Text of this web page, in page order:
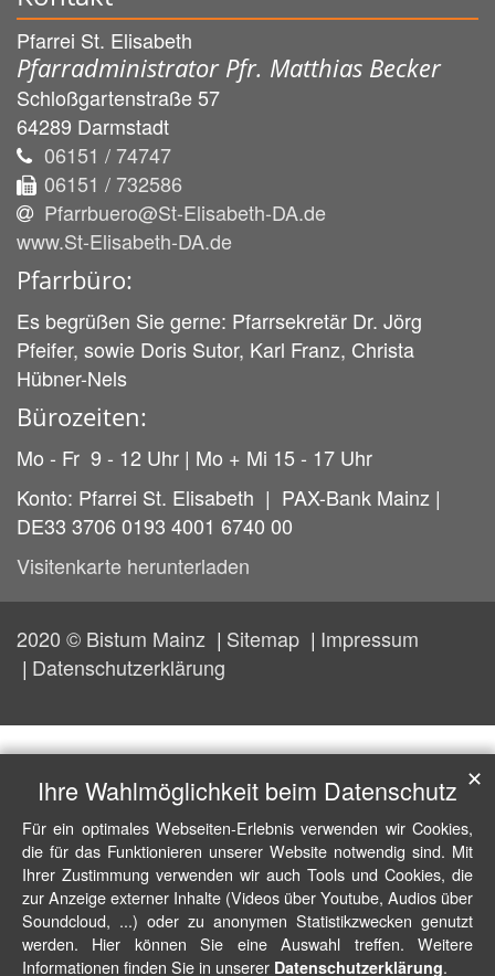
Pfarrei St. Elisabeth
Pfarradministrator Pfr. Matthias Becker
Schloßgartenstraße 57
64289 Darmstadt
06151 / 74747
06151 / 732586
Pfarrbuero@St-Elisabeth-DA.de
www.St-Elisabeth-DA.de
Pfarrbüro:
Es begrüßen Sie gerne: Pfarrsekretär Dr. Jörg
Pfeifer, sowie Doris Sutor, Karl Franz, Christa
Hübner-Nels
Bürozeiten:
Mo - Fr 9 - 12 Uhr | Mo + Mi 15 - 17 Uhr
Konto: Pfarrei St. Elisabeth | PAX-Bank Mainz |
DE33 3706 0193 4001 6740 00
Visitenkarte herunterladen
2020 © Bistum Mainz Sitemap
Impressum
Datenschutzerklärung
Ihre Wahlmöglichkeit beim Datenschutz
Für ein optimales Webseiten-Erlebnis verwenden wir Cookies,
die für das Funktionieren unserer Website notwendig sind. Mit
Ihrer Zustimmung verwenden wir auch Tools und Cookies, die
zur Anzeige externer Inhalte (Videos über Youtube, Audios über
Soundcloud, ...) oder zu anonymen Statistikzwecken genutzt
werden. Hier können Sie eine Auswahl treffen. Weitere
Informationen finden Sie in unserer Datenschutzerklärung.
✕